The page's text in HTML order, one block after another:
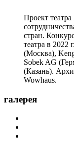
Проект
стран.
театра в 2022
(Москва),
Sobek AG
(Казань).
Wowhaus.
галерея